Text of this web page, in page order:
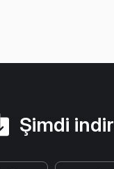
Şimdi indir